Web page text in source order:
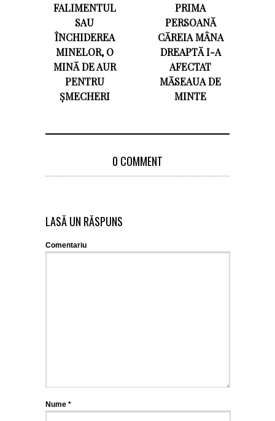
FALIMENTUL
SAU
ÎNCHIDEREA
MINELOR, O
MINĂ DE AUR
PENTRU
ȘMECHERI
PRIMA
PERSOANĂ
CĂREIA MÂNA
DREAPTĂ I-A
AFECTAT
MĂSEAUA DE
MINTE
0 COMMENT
LASĂ UN RĂSPUNS
Comentariu
Nume *